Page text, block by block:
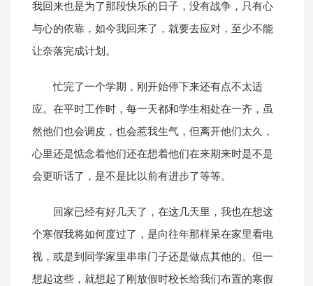
我回来也是为了那段快乐的日子，没有战争，只有心
与心的依靠，如今我回来了，就要去应对，至少不能
让奈落完成计划。
忙完了一个学期，刚开始停下来还有点不太适
应。在平时工作时，每一天都和学生相处在一齐，虽
然他们也会调皮，也会惹我生气，但离开他们太久，
心里还是惦念着他们还在想着他们在来期来时是不是
会更听话了，是不是比以前有进步了等等。
回家已经有好几天了，在这几天里，我也在想这
个寒假我将如何度过了，是向往年那样呆在家里看电
视，或是到同学家里串串门子还是做点其他的。但一
想起这些，就想起了刚放假时校长给我们布置的寒假